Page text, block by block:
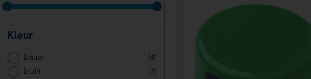
Kleur
Blauw
(4)
Bruin
(1)